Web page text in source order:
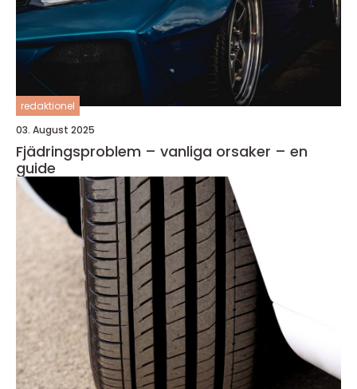
redaktionel
03. August 2025
Fjädringsproblem – vanliga orsaker – en
guide